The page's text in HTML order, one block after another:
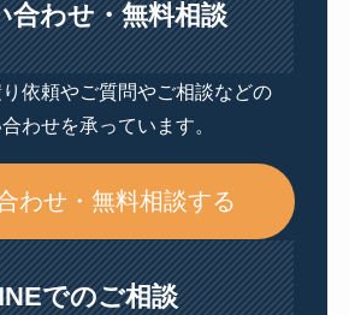
合わせ・無料相談
依頼やご質問やご相談などの
わせを承っています。
わせ・無料相談する
でのご相談